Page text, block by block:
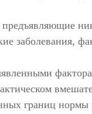
заболевания,
границ нормы